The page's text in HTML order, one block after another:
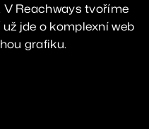
V Reachways tvoříme
jde o komplexní web
grafiku.